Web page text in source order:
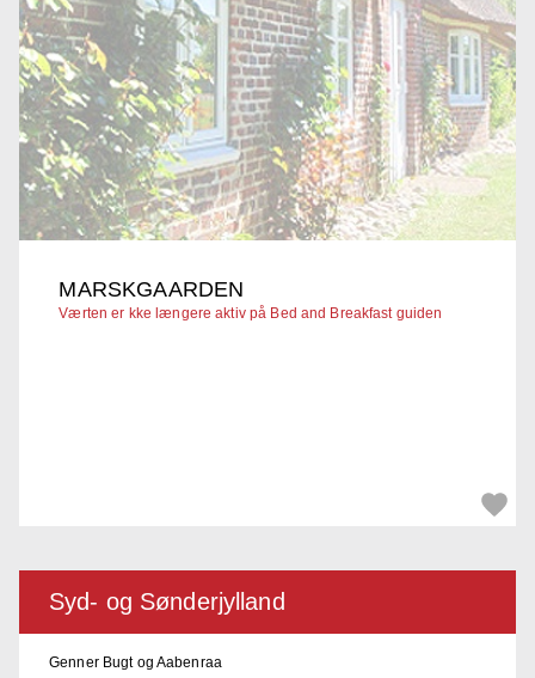
MARSKGAARDEN
Værten er kke længere aktiv på Bed and Breakfast guiden
Syd- og Sønderjylland
Genner Bugt og Aabenraa